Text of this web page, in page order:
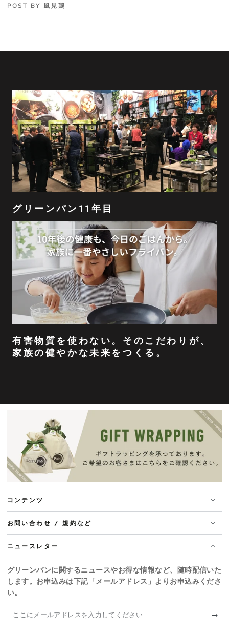
POST BY 風見鶏
グリーンパン11年目
有害物質を使わない。そのこだわりが、
家族の健やかな未来をつくる。
コンテンツ
お問い合わせ / 規約など
ニュースレター
グリーンパンに関するニュースやお得な情報など、随時配信いた
します。お申込みは下記「メールアドレス」よりお申込みくださ
い。
こ
こ